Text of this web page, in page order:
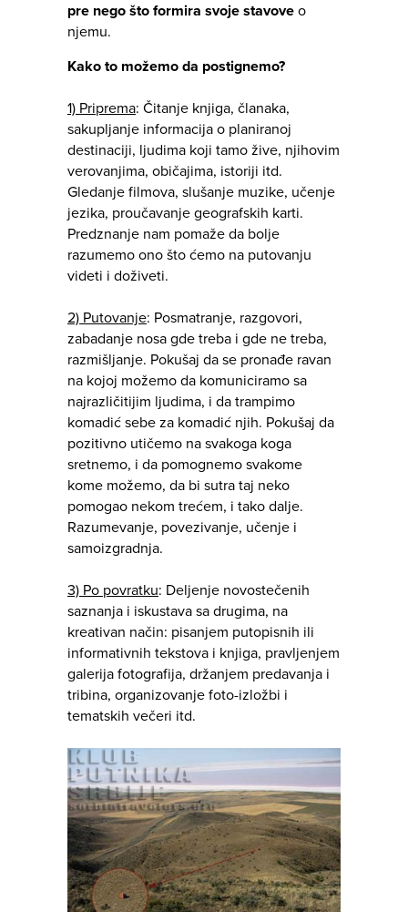
pre nego što formira svoje stavove o
njemu.
Kako to možemo da postignemo?
1) Priprema: Čitanje knjiga, članaka,
sakupljanje informacija o planiranoj
destinaciji, ljudima koji tamo žive, njihovim
verovanjima, običajima, istoriji itd.
Gledanje filmova, slušanje muzike, učenje
jezika, proučavanje geografskih karti.
Predznanje nam pomaže da bolje
razumemo ono što ćemo na putovanju
videti i doživeti.
2) Putovanje: Posmatranje, razgovori,
zabadanje nosa gde treba i gde ne treba,
razmišljanje. Pokušaj da se pronađe ravan
na kojoj možemo da komuniciramo sa
najrazličitijim ljudima, i da trampimo
komadić sebe za komadić njih. Pokušaj da
pozitivno utičemo na svakoga koga
sretnemo, i da pomognemo svakome
kome možemo, da bi sutra taj neko
pomogao nekom trećem, i tako dalje.
Razumevanje, povezivanje, učenje i
samoizgradnja.
3) Po povratku: Deljenje novostečenih
saznanja i iskustava sa drugima, na
kreativan način: pisanjem putopisnih ili
informativnih tekstova i knjiga, pravljenjem
galerija fotografija, držanjem predavanja i
tribina, organizovanje foto-izložbi i
tematskih večeri itd.